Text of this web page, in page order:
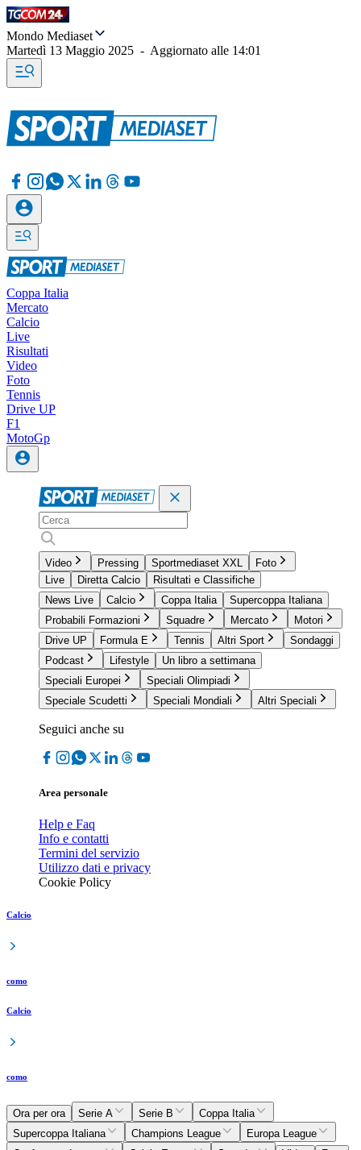
Mondo Mediaset
Martedì 13 Maggio 2025 - Aggiornato alle 14:01
Coppa Italia
Mercato
Calcio
Live
Risultati
Video
Foto
Tennis
Drive UP
F1
MotoGp
Video Pressing Sportmediaset XXL
Foto
Live
Diretta Calcio
Risultati e Classifiche
News Live
Calcio Coppa Italia
Supercoppa Italiana
Probabili Formazioni
Squadre Mercato
Motori
Drive UP
Formula E Tennis Altri Sport
Sondaggi
Podcast
Lifestyle
Un libro a settimana
Speciali Europei
Speciali Olimpiadi
Speciale Scudetti
Speciali Mondiali Altri Speciali
Seguici anche su
Area personale
Help e Faq
Info e contatti
Termini del servizio
Utilizzo dati e privacy
Cookie Policy
Calcio
como
Calcio
como
Ora per ora Serie A Serie B
Coppa Italia
Supercoppa Italiana
Champions League
Europa League